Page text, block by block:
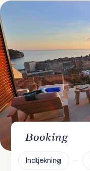
Booking
Indtjekning